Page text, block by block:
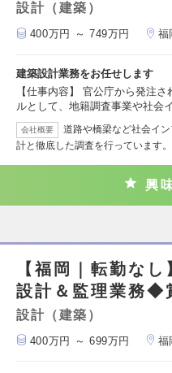
設計（建築）
400万円 ～ 749万円 福
建築設計業務をお任せします
【仕事内容】 官公庁から発注
ルとして、地籍調査事業や社会
会社概要
道路や橋梁など社会イ
計と徹底した調査を行っています
興
【福岡｜転勤な
設計＆監理業務◆
設計（建築）
400万円 ～ 699万円 福